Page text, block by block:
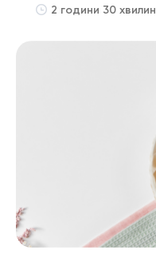
2 години 30 хвилин